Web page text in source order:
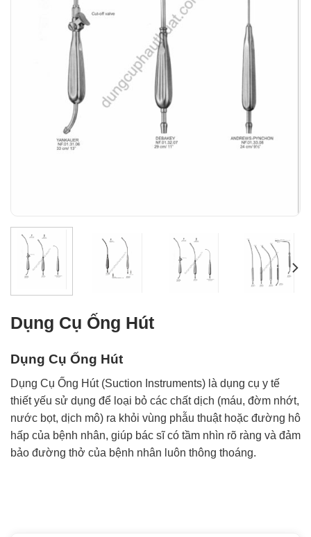
Dụng Cụ Ống Hút
Dụng Cụ Ống Hút
Dụng Cụ Ống Hút (Suction Instruments) là dụng cụ y tế
thiết yếu sử dụng để loại bỏ các chất dịch (máu, đờm nhớt,
nước bọt, dịch mô) ra khỏi vùng phẫu thuật hoặc đường hô
hấp của bệnh nhân, giúp bác sĩ có tầm nhìn rõ ràng và đảm
bảo đường thở của bệnh nhân luôn thông thoáng.